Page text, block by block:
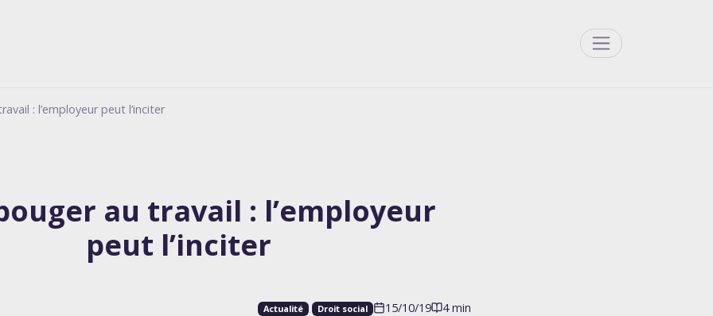
Menu
: l’employeur peut l’inciter
au travail : l’employeur
peut l’inciter
Actualité Droit social 15/10/19 4 min